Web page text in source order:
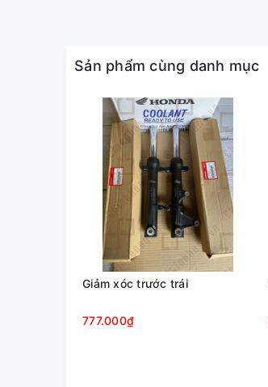
nguồn gốc xuất xứ rõ ràng.
Vui lòng liên hệ hotline/
Sản phẩm cùng danh mục
Giảm xóc trước trái
777.000₫